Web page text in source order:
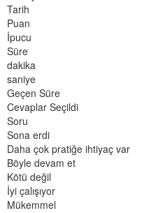
Tarih
Puan
İpucu
Süre
dakika
saniye
Geçen Süre
Cevaplar Seçildi
Soru
Sona erdi
Daha çok pratiğe ihtiyaç var
Böyle devam et
Kötü değil
İyi çalışıyor
Mükemmel